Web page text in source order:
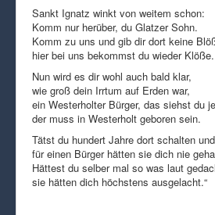
Sankt Ignatz winkt von weitem schon:
Komm nur herüber, du Glatzer Sohn.
Komm zu uns und gib dir dort keine
hier bei uns bekommst du wieder Klöße.
Nun wird es dir wohl auch bald klar,
wie groß dein Irrtum auf Erden war,
ein Westerholter Bürger, das siehst du
der muss in Westerholt geboren sein.
Tätst du hundert Jahre dort schalten
für einen Bürger hätten sie dich nie
Hättest du selber mal so was laut
sie hätten dich höchstens ausgelacht.“